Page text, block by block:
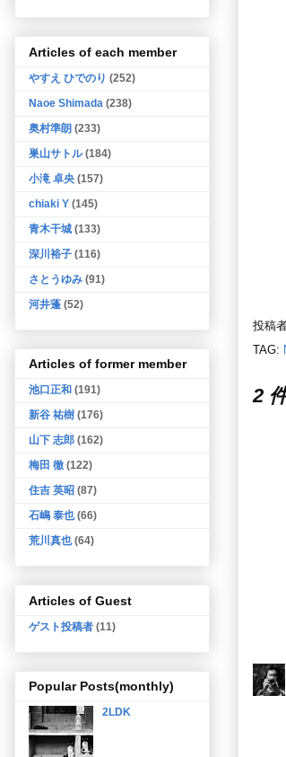
投稿
TAG:
2
Articles of each member
やすえ ひでのり (252)
Naoe Shimada (238)
奥村準朗 (233)
巣山サトル (184)
小滝 卓央 (157)
chiaki Y (145)
青木干城 (133)
深川裕子 (116)
さとうゆみ (91)
河井蓬 (52)
Articles of former member
池口正和 (191)
新谷 祐樹 (176)
山下 志郎 (162)
梅田 徹 (122)
住吉 英昭 (87)
石嶋 泰也 (66)
荒川真也 (64)
Articles of Guest
ゲスト投稿者 (11)
Popular Posts(monthly)
2LDK